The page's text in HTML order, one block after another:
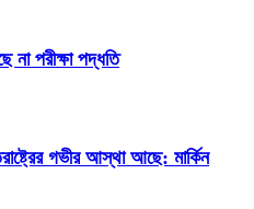
না পরীক্ষা পদ্ধতি
গভীর আস্থা আছে: মার্কিন